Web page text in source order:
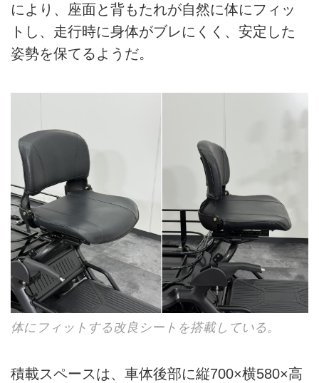
により、座面と背もたれが自然に体にフィッ
トし、走行時に身体がブレにくく、安定した
姿勢を保てるようだ。
体にフィットする改良シートを搭載している。
積載スペースは、車体後部に縦700×横580×高